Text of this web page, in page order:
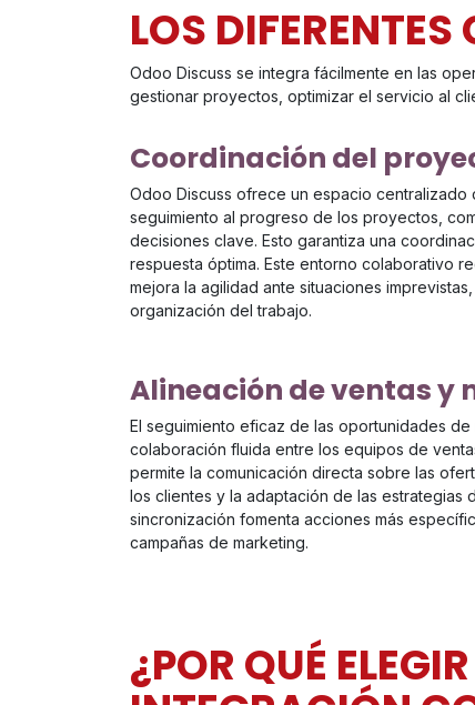
LOS
Odoo Discuss se integra fácilmente en las
gestionar proyectos, optimizar el servicio al
Coordinación del
Odoo Discuss ofrece un espacio
seguimiento al progreso de los proyectos,
decisiones clave. Esto garantiza una
respuesta óptima. Este entorno colaborativo
mejora la agilidad ante situaciones
organización del trabajo.
Alineación de ventas y
El seguimiento eficaz de las oportunidades
colaboración fluida entre los equipos de
permite la comunicación directa sobre las
los clientes y la adaptación de las estrategias
sincronización fomenta acciones más
campañas de marketing.
¿POR QUÉ